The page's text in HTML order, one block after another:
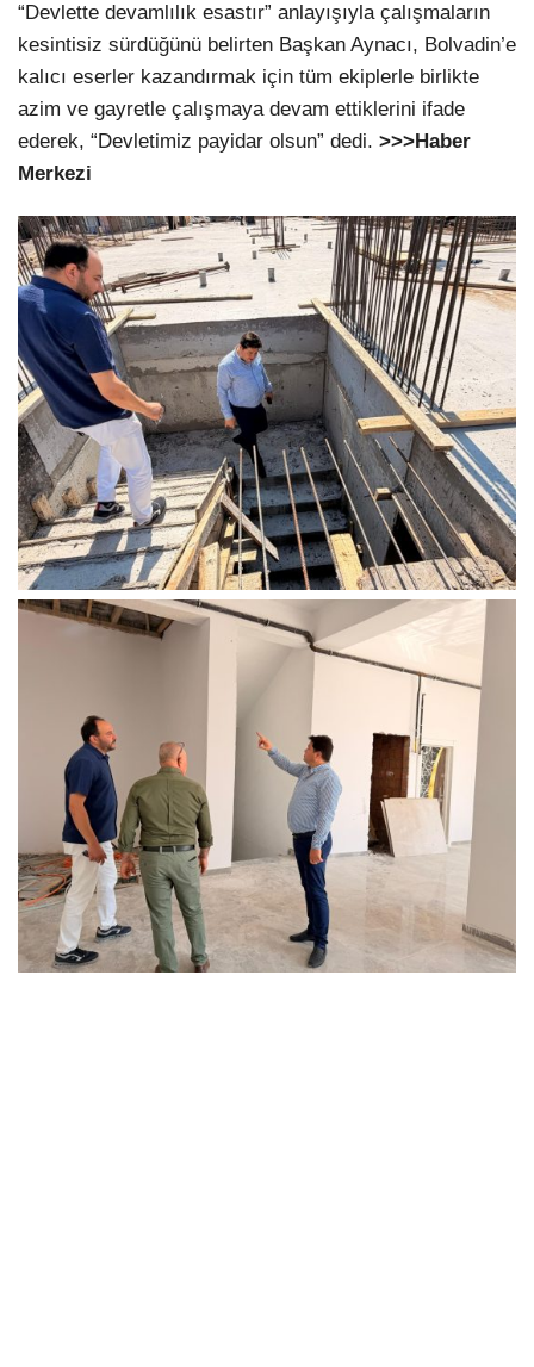
“Devlette devamlılık esastır” anlayışıyla çalışmaların
kesintisiz sürdüğünü belirten Başkan Aynacı, Bolvadin’e
kalıcı eserler kazandırmak için tüm ekiplerle birlikte
azim ve gayretle çalışmaya devam ettiklerini ifade
ederek, “Devletimiz payidar olsun” dedi. >>>Haber
Merkezi